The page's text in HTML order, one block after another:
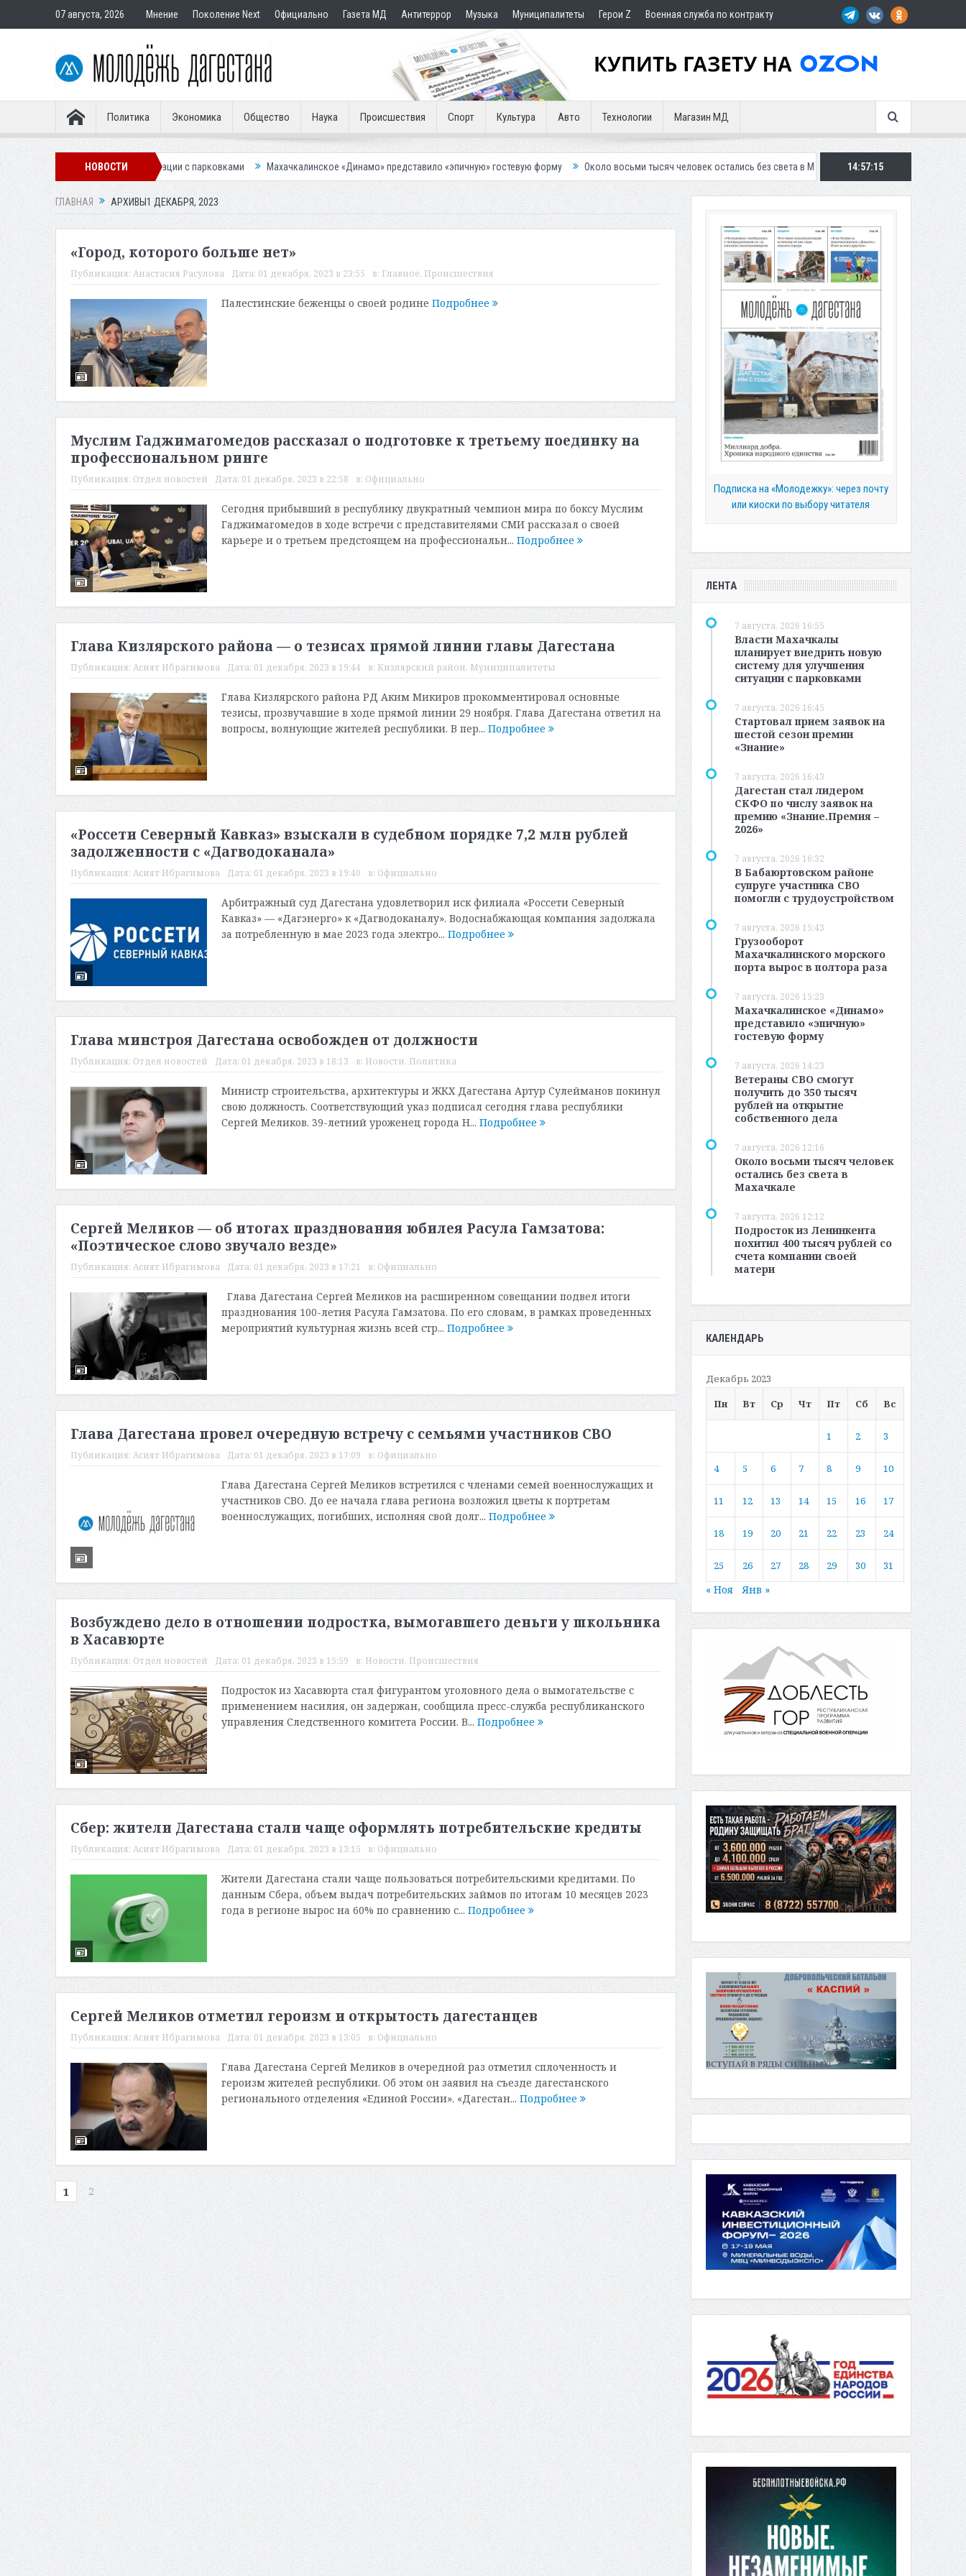
07 августа, 2026 Мнение Поколение Next Официально Газета МД Антитеррор Музыка Муниципалитеты Герои Z Военная служба по контракту
Политика Экономика Общество Наука Происшествия Спорт Культура Авто Технологии Магазин МД
НОВОСТИ
для улучшения ситуации с парковками Махачкалинское «Динамо» представило «эпичную» гостевую форму Около восьми тысяч человек остались без света в Махачкале В Дербенте застройщик осужден
14:57:16
ГЛАВНАЯ АРХИВЫ1 ДЕКАБРЯ, 2023
«Город, которого больше нет»
Публикация: Анастасия Расулова Дата: 01 декабря, 2023 в 23:55 в: Главное, Происшествия
Палестинские беженцы о своей родине Подробнее
Муслим Гаджимагомедов рассказал о подготовке к третьему поединку на
профессиональном ринге
Публикация: Отдел новостей Дата: 01 декабря, 2023 в 22:58 в: Официально
Сегодня прибывший в республику двукратный чемпион мира по боксу Муслим
Гаджимагомедов в ходе встречи с представителями СМИ рассказал о своей
карьере и о третьем предстоящем на профессиональн... Подробнее
Глава Кизлярского района — о тезисах прямой линии главы Дагестана
Публикация: Асият Ибрагимова Дата: 01 декабря, 2023 в 19:44 в: Кизлярский район, Муниципалитеты
Глава Кизлярского района РД Аким Микиров прокомментировал основные
тезисы, прозвучавшие в ходе прямой линии 29 ноября. Глава Дагестана ответил на
вопросы, волнующие жителей республики. В пер... Подробнее
«Россети Северный Кавказ» взыскали в судебном порядке 7,2 млн рублей
задолженности с «Дагводоканала»
Публикация: Асият Ибрагимова Дата: 01 декабря, 2023 в 19:40 в: Официально
Арбитражный суд Дагестана удовлетворил иск филиала «Россети Северный
Кавказ» — «Дагэнерго» к «Дагводоканалу». Водоснабжающая компания задолжала
за потребленную в мае 2023 года электро... Подробнее
Глава минстроя Дагестана освобожден от должности
Публикация: Отдел новостей Дата: 01 декабря, 2023 в 18:13 в: Новости, Политика
Министр строительства, архитектуры и ЖКХ Дагестана Артур Сулейманов покинул
свою должность. Соответствующий указ подписал сегодня глава республики
Сергей Меликов. 39-летний уроженец города Н... Подробнее
Сергей Меликов — об итогах празднования юбилея Расула Гамзатова:
«Поэтическое слово звучало везде»
Публикация: Асият Ибрагимова Дата: 01 декабря, 2023 в 17:21 в: Официально
Глава Дагестана Сергей Меликов на расширенном совещании подвел итоги
празднования 100-летия Расула Гамзатова. По его словам, в рамках проведенных
мероприятий культурная жизнь всей стр... Подробнее
Глава Дагестана провел очередную встречу с семьями участников СВО
Публикация: Асият Ибрагимова Дата: 01 декабря, 2023 в 17:09 в: Официально
Глава Дагестана Сергей Меликов встретился с членами семей военнослужащих и
участников СВО. До ее начала глава региона возложил цветы к портретам
военнослужащих, погибших, исполняя свой долг... Подробнее
Возбуждено дело в отношении подростка, вымогавшего деньги у школьника
в Хасавюрте
Публикация: Отдел новостей Дата: 01 декабря, 2023 в 15:59 в: Новости, Происшествия
Подросток из Хасавюрта стал фигурантом уголовного дела о вымогательстве с
применением насилия, он задержан, сообщила пресс-служба республиканского
управления Следственного комитета России. В... Подробнее
Сбер: жители Дагестана стали чаще оформлять потребительские кредиты
Публикация: Асият Ибрагимова Дата: 01 декабря, 2023 в 13:15 в: Официально
Жители Дагестана стали чаще пользоваться потребительскими кредитами. По
данным Сбера, объем выдач потребительских займов по итогам 10 месяцев 2023
года в регионе вырос на 60% по сравнению с... Подробнее
Сергей Меликов отметил героизм и открытость дагестанцев
Публикация: Асият Ибрагимова Дата: 01 декабря, 2023 в 13:05 в: Официально
Глава Дагестана Сергей Меликов в очередной раз отметил сплоченность и
героизм жителей республики. Об этом он заявил на съезде дагестанского
регионального отделения «Единой России». «Дагестан... Подробнее
1 2
Подписка на «Молодежку»: через почту
или киоски по выбору читателя
ЛЕНТА
7 августа, 2026 16:55
Власти Махачкалы
планирует внедрить новую
систему для улучшения
ситуации с парковками
7 августа, 2026 16:45
Стартовал прием заявок на
шестой сезон премии
«Знание»
7 августа, 2026 16:43
Дагестан стал лидером
СКФО по числу заявок на
премию «Знание.Премия –
2026»
7 августа, 2026 16:32
В Бабаюртовском районе
супруге участника СВО
помогли с трудоустройством
7 августа, 2026 15:43
Грузооборот
Махачкалинского морского
порта вырос в полтора раза
7 августа, 2026 15:23
Махачкалинское «Динамо»
представило «эпичную»
гостевую форму
7 августа, 2026 14:23
Ветераны СВО смогут
получить до 350 тысяч
рублей на открытие
собственного дела
7 августа, 2026 12:16
Около восьми тысяч человек
остались без света в
Махачкале
7 августа, 2026 12:12
Подросток из Ленинкента
похитил 400 тысяч рублей со
счета компании своей
матери
КАЛЕНДАРЬ
Декабрь 2023
Пн
Вт Ср Чт Пт Сб Вс
1 2 3
4 5 6 7 8 9 10
11 12 13 14 15 16 17
18 19 20 21 22 23 24
25 26 27 28 29 30 31
« Ноя Янв »